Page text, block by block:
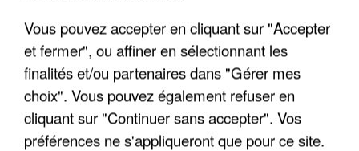
L’UN DES FONDATEURS SUPPOSÉS DE LA DZ
MAFIA INTERPELLÉ EN ALGÉRIE
Vous pouvez accepter en cliquant sur "Accepter
et fermer", ou affiner en sélectionnant les
finalités et/ou partenaires dans "Gérer mes
choix". Vous pouvez également refuser en
cliquant sur "Continuer sans accepter". Vos
préférences ne s'appliqueront que pour ce site.